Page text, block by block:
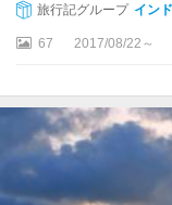
旅行記グループ イン
67 2017/08/22～